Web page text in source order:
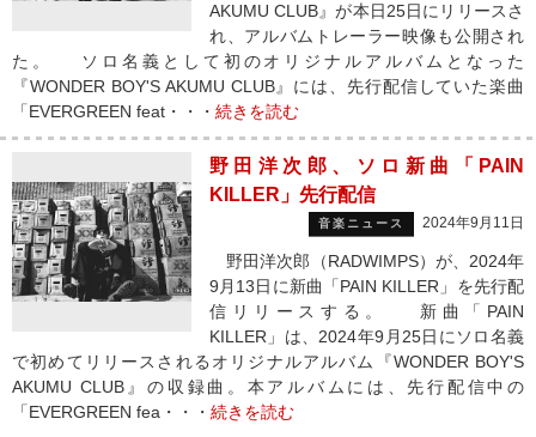
AKUMU CLUB』が本日25日にリリースさ
れ、アルバムトレーラー映像も公開され
た。 ソロ名義として初のオリジナルアルバムとなった
『WONDER BOY'S AKUMU CLUB』には、先行配信していた楽曲
「EVERGREEN feat・・・ 続きを読む
野田洋次郎、ソロ新曲「PAIN
KILLER」先行配信
音楽ニュース 2024年9月11日
野田洋次郎（RADWIMPS）が、2024年
9月13日に新曲「PAIN KILLER」を先行配
信リリースする。 新曲「PAIN
KILLER」は、2024年9月25日にソロ名義
で初めてリリースされるオリジナルアルバム『WONDER BOY'S
AKUMU CLUB』の収録曲。本アルバムには、先行配信中の
「EVERGREEN fea・・・ 続きを読む